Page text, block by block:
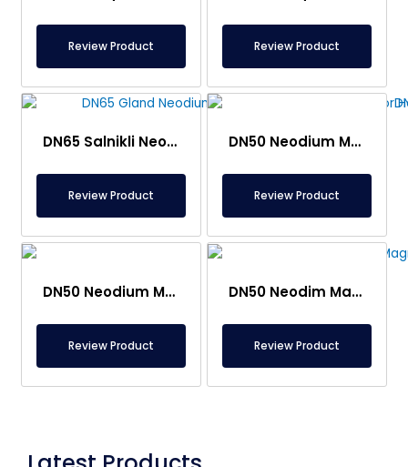
Review Product Review Product
DN65 Salnikli Neodim Maqnit Filtri – Ağır Sənaye Şəraitləri üçün Uyğundur, AISI316L Paslanmaz
Review Product
DN50 Neodium Maqnit Filtri Nipel Giriş-Çıxış ilə – Qaus Sertifikatlı – 304L Paslanmayan – 14500 Qaus Gücü
Review Product
DN50 Neodium Maqnit Filtri, 6 Çubuqlu, 10000 Gauss Gücü, Paslanmayan və Möhürlü, Qida üçün Uyğun, Sertifikatlı
Review Product
DN50 Neodim Maqnit Filtri
Review Product